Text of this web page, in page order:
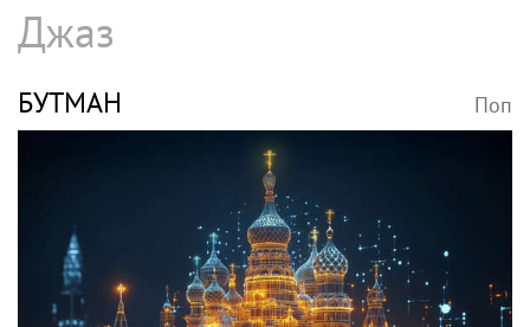
Джаз
БУТМАН Поп